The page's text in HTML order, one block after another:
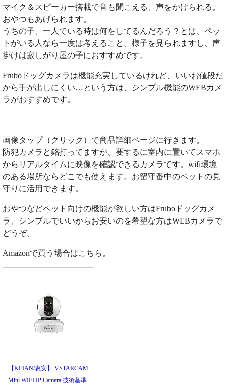
マイク＆スピーカー搭載で音も聞こえる、声をかけられる。
おやつもあげられます。
うちの子、一人でいる時は何をしてるんだろう？とは、ペッ
トがいる人なら一度は考えること。様子を見られますし、声
掛けは寂しがり屋の子におすすめです。
Fruboドッグカメラは機能充実しているけれど、いいお値段だ
から手が出しにくい…という方は、シンプル機能のWEBカメ
ラがおすすめです。
画像タップ（クリック）で商品詳細ページに行きます。
防犯カメラと銘打ってますが、要するに室内に置いてスマホ
からリアルタイムに映像を確認できるカメラです。wifi環境
のある場所ならどこでも使えます。お留守番中のペットの見
守りに活用できます。
おやつなどペット向けの機能が欲しい方はFruboドッグカメ
ラ、シンプルでいいからお安いのを希望な方はWEBカメラで
どうぞ。
Amazonで買う場合はこちら。
【KEIAN/恵安】 VSTARCAM
Mini WIFI IP Camera 技術基準